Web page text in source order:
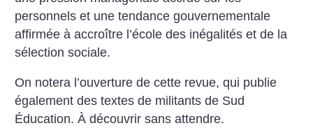
personnels et une tendance gouvernementale
affirmée à accroître l’école des inégalités et de la
sélection sociale.
On notera l’ouverture de cette revue, qui publie
également des textes de militants de Sud
Éducation. À découvrir sans attendre.